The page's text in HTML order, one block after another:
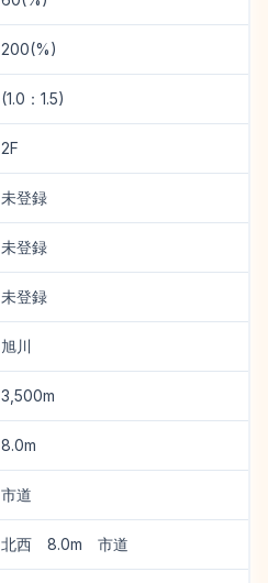
200(%)
(1.0：1.5)
2F
未登録
未登録
未登録
旭川
3,500m
8.0m
市道
北西 8.0m 市道